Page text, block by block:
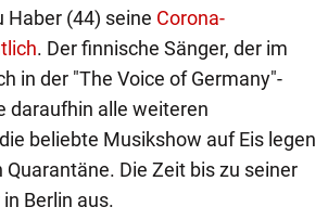
Haber (44) seine Corona-
. Der finnische Sänger, der im
in der "The Voice of Germany"-
daraufhin alle weiteren
beliebte Musikshow auf Eis legen
Quarantäne. Die Zeit bis zu seiner
Berlin aus.